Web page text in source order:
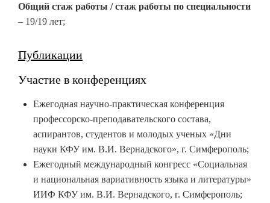
Общий стаж работы / стаж работы по специальности
– 19/19 лет;
Публикации
Участие в конференциях
Ежегодная научно-практическая конференция
профессорско-преподавательского состава,
аспирантов, студентов и молодых ученых «Дни
науки КФУ им. В.И. Вернадского», г. Симферополь;
Ежегодный международный конгресс «Социальная
и национальная вариативность языка и литературы»
ИИФ КФУ им. В.И. Вернадского, г. Симферополь;